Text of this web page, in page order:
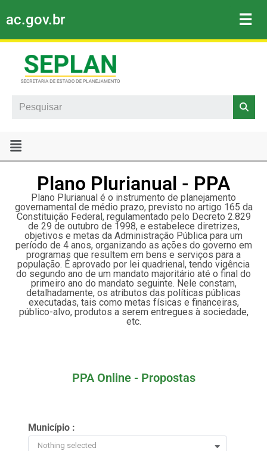
Pular
para
conteúdo
ac.gov.br ☰
Search
Plano Plurianual - PPA
Plano Plurianual é o instrumento de planejamento
governamental de médio prazo, previsto no artigo 165 da
Constituição Federal, regulamentado pelo Decreto 2.829
de 29 de outubro de 1998, e estabelece diretrizes,
objetivos e metas da Administração Pública para um
período de 4 anos, organizando as ações do governo em
programas que resultem em bens e serviços para a
população. É aprovado por lei quadrienal, tendo vigência
do segundo ano de um mandato majoritário até o final do
primeiro ano do mandato seguinte. Nele constam,
detalhadamente, os atributos das políticas públicas
executadas, tais como metas físicas e financeiras,
público-alvo, produtos a serem entregues à sociedade,
etc.
PPA Online - Propostas
Município :
Nothing selected